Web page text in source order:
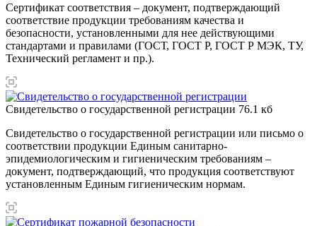
Сертификат соответствия – документ, подтверждающий
соответствие продукции требованиям качества и
безопасности, установленными для нее действующими
стандартами и правилами (ГОСТ, ГОСТ Р, ГОСТ Р МЭК, ТУ,
Технический регламент и пр.).
Свидетельство о государственной регистрации 76.1 кб
Свидетельство о государственной регистрации или письмо о
соответствии продукции Единым санитарно-
эпидемиологическим и гигиеническим требованиям –
документ, подтверждающий, что продукция соответствуют
установленным Единым гигиеническим нормам.